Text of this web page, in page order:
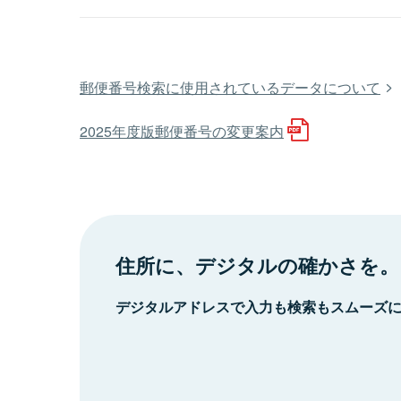
郵便番号検索に使用されているデータについて
2025年度版郵便番号の変更案内
住所に、デジタルの確かさを。
デジタルアドレスで入力も検索もスムーズ